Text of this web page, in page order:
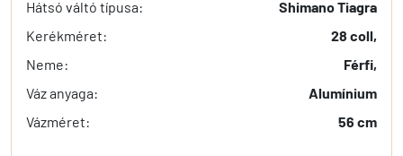
Hátsó váltó típusa:
Shimano Tiagra
Kerékméret:
28 coll,
Neme:
Férfi,
Váz anyaga:
Alumínium
Vázméret:
56 cm